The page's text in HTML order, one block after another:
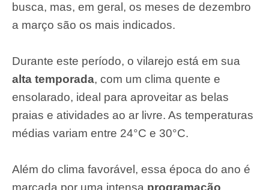
busca, mas, em geral, os meses de dezembro
a março são os mais indicados.
Durante este período, o vilarejo está em sua
alta temporada, com um clima quente e
ensolarado, ideal para aproveitar as belas
praias e atividades ao ar livre. As temperaturas
médias variam entre 24°C e 30°C.
Além do clima favorável, essa época do ano é